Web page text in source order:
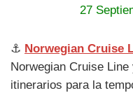
27
⚓ Norwegian Cruise
Norwegian Cruise
itinerarios para la